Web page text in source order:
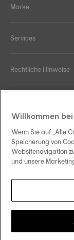
Marke
Services
Rechtliche Hinweise
Ihre Vorteile
Österreich Zu
Willkommen
Wenn Sie auf „Alle
Speicherung von
Websitenavigation
und unsere